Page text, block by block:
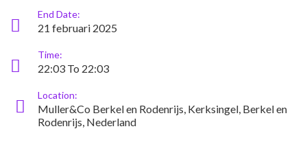
End Date:
21 februari 2025
Time:
22:03 To 22:03
Location:
Muller&Co Berkel en Rodenrijs, Kerksingel, Berkel en
Rodenrijs, Nederland